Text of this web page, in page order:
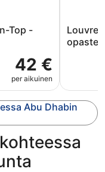
Top -
42 €
per aikuinen
Louvre
Abu Dhabin